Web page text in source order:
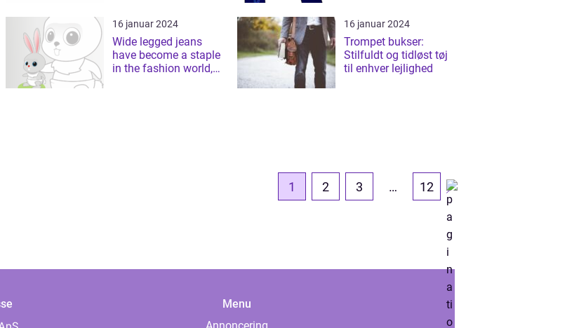
ti...
16 januar 2024
Wide legged jeans
have become a staple
in the fashion world,
16 januar 2024
Trompet bukser:
Stilfuldt og tidløst tøj
til enhver lejlighed
1 2 3 … 12
Menu